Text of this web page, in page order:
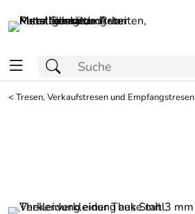
<Tresen, Verkaufstresen und Empfangstresen